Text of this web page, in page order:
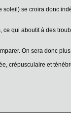
se croira donc
qui aboutit à des
On sera donc
crépusculaire et